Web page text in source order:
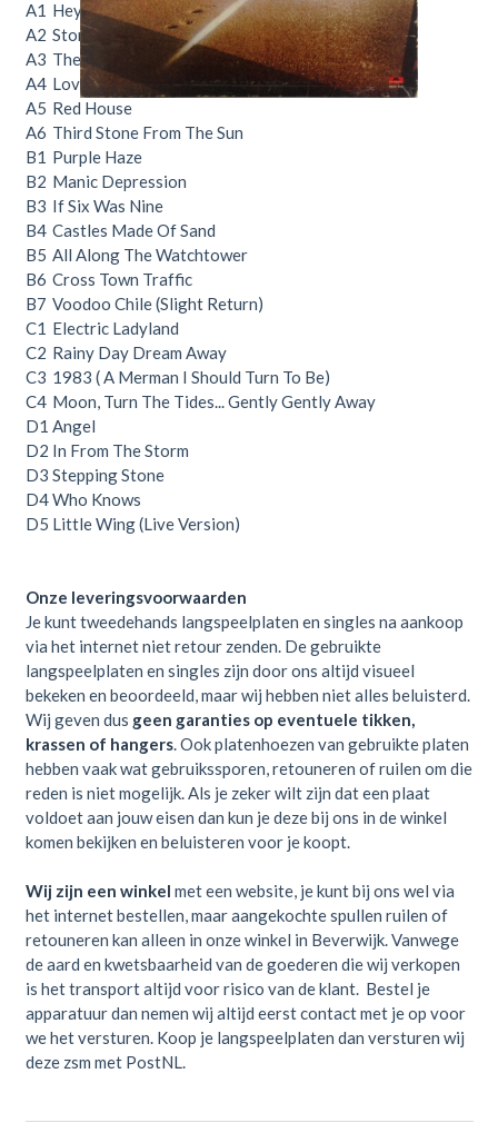
A1 Hey Joe
A2 Stone Free
A3 The Wind Cries Mary
A4 Love Or Confusion
A5 Red House
A6 Third Stone From The Sun
B1 Purple Haze
B2 Manic Depression
B3 If Six Was Nine
B4 Castles Made Of Sand
B5 All Along The Watchtower
B6 Cross Town Traffic
B7 Voodoo Chile (Slight Return)
C1 Electric Ladyland
C2 Rainy Day Dream Away
C3 1983 ( A Merman I Should Turn To Be)
C4 Moon, Turn The Tides... Gently Gently Away
D1 Angel
D2 In From The Storm
D3 Stepping Stone
D4Who Knows
D5 Little Wing (Live Version)
Onze leveringsvoorwaarden
Je kunt tweedehands langspeelplaten en singles na aankoop
via het internet niet retour zenden. De gebruikte
langspeelplaten en singles zijn door ons altijd visueel
bekeken en beoordeeld, maar wij hebben niet alles beluisterd.
Wij geven dus geen garanties op eventuele tikken,
krassen of hangers. Ook platenhoezen van gebruikte platen
hebben vaak wat gebruikssporen, retouneren of ruilen om die
reden is niet mogelijk. Als je zeker wilt zijn dat een plaat
voldoet aan jouw eisen dan kun je deze bij ons in de winkel
komen bekijken en beluisteren voor je koopt.
Wij zijn een winkel met een website, je kunt bij ons wel via
het internet bestellen, maar aangekochte spullen ruilen of
retouneren kan alleen in onze winkel in Beverwijk. Vanwege
de aard en kwetsbaarheid van de goederen die wij verkopen
is het transport altijd voor risico van de klant. Bestel je
apparatuur dan nemen wij altijd eerst contact met je op voor
we het versturen. Koop je langspeelplaten dan versturen wij
deze zsm met PostNL.